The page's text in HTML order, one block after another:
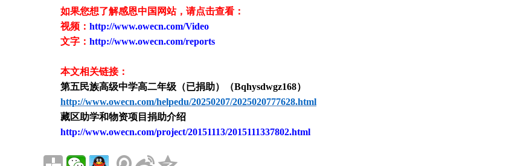
如果您想了解感恩中国网站，请点击查看：
视频： http://www.owecn.com/Video
文字： http://www.owecn.com/reports
本文相关链接：
第五民族高级中学高二年级（已捐助）（Bqhysdwgz168）
http://www.owecn.com/helpedu/20250207/2025020777628.html
藏区助学和物资项目捐助介绍
http://www.owecn.com/project/20151113/2015111337802.html